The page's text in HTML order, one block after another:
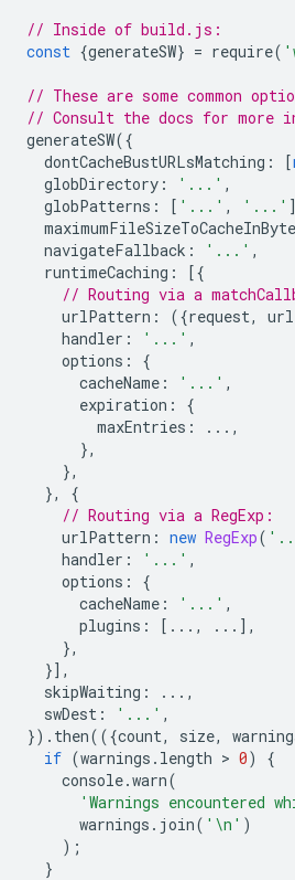
// Inside of build.js:
const {generateSW} = require(
// These are some common
// Consult the docs for more
generateSW({
dontCacheBustURLsMatching : [
globDirectory : '...' ,
globPatterns : [ '...' , '...'
navigateFallback : '...' ,
runtimeCaching :
[{
// Routing via a
urlPattern : ({request, url
handler : '...' ,
options :
{
cacheName : '...' ,
expiration :
{
maxEntries :
...,
},
},
},
{
// Routing via a RegExp:
urlPattern : new RegExp(
handler : '...' ,
options :
{
cacheName : '...' ,
plugins : [...,
...],
},
}],
skipWaiting :
...,
swDest : '...' ,
}). then(({count, size,
if (warnings . length > 0)
{
console.warn(
'Warnings encountered
warnings . join( '\n' )
);
}